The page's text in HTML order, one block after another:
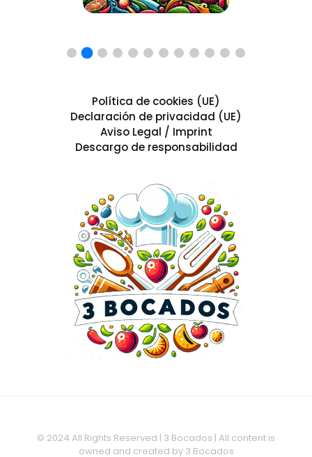
Política de cookies (UE)
Declaración de privacidad (UE)
Aviso Legal / Imprint
Descargo de responsabilidad
© 2024 All Rights Reserved | 3 Bocados | All content is
owned and created by 3 Bocados